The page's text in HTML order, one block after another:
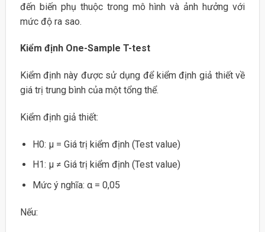
đến biến phụ thuộc trong mô hình và ảnh hưởng với
mức độ ra sao.
Kiểm định One-Sample T-test
Kiểm định này được sử dụng để kiểm định giả thiết về
giá trị trung bình của một tổng thể.
Kiểm định giả thiết:
H0: µ = Giá trị kiểm định (Test value)
H1: µ ≠ Giá trị kiểm định (Test value)
Mức ý nghĩa: α = 0,05
Nếu: